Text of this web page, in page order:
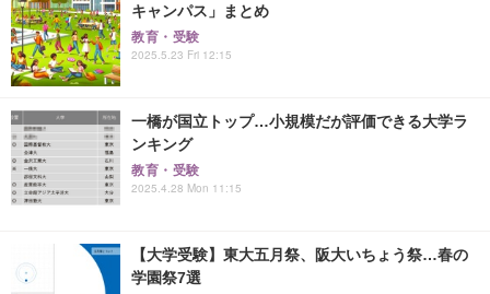
キャンパス」まとめ
教育・受験
2025.5.23 Fri 12:15
一橋が国立トップ…小規模だが評価できる大学ラ
ンキング
教育・受験
2025.4.28 Mon 11:15
【大学受験】東大五月祭、阪大いちょう祭…春の
学園祭7選